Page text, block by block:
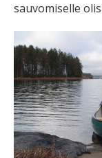
sauvomiselle